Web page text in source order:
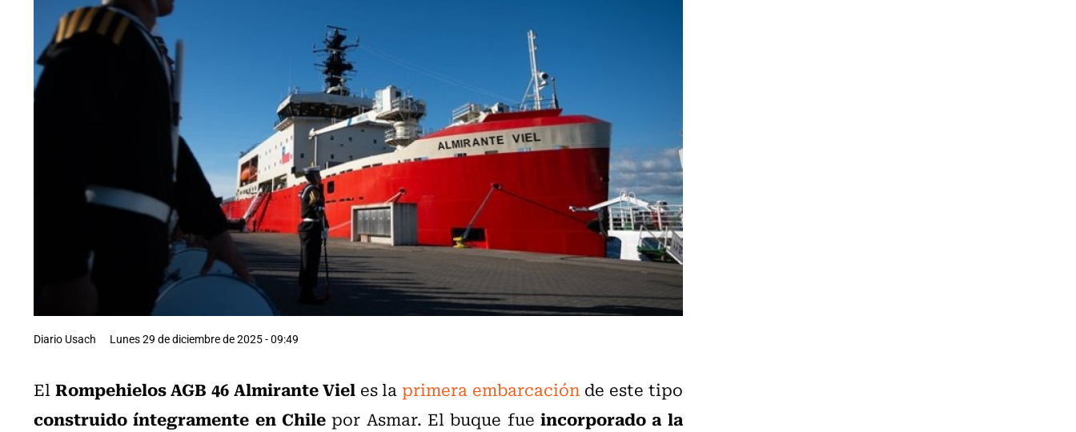
Diario Usach Lunes 29 de diciembre de 2025 - 09:49
ElRompehielos AGB 46 Almirante Viel es laprimera embarcación de este tipo
construido íntegramente en Chilepor Asmar. El buque fue incorporado a la